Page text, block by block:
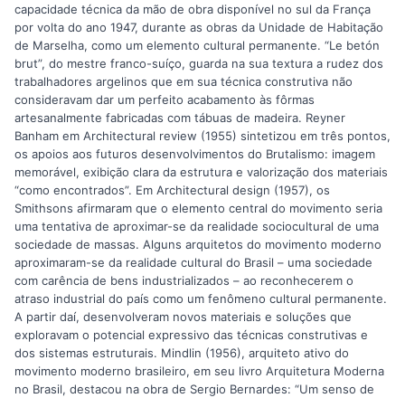
capacidade técnica da mão de obra disponível no sul da França
por volta do ano 1947, durante as obras da Unidade de Habitação
de Marselha, como um elemento cultural permanente. “Le betón
brut”, do mestre franco-suíço, guarda na sua textura a rudez dos
trabalhadores argelinos que em sua técnica construtiva não
consideravam dar um perfeito acabamento às fôrmas
artesanalmente fabricadas com tábuas de madeira. Reyner
Banham em Architectural review (1955) sintetizou em três pontos,
os apoios aos futuros desenvolvimentos do Brutalismo: imagem
memorável, exibição clara da estrutura e valorização dos materiais
“como encontrados”. Em Architectural design (1957), os
Smithsons afirmaram que o elemento central do movimento seria
uma tentativa de aproximar-se da realidade sociocultural de uma
sociedade de massas. Alguns arquitetos do movimento moderno
aproximaram-se da realidade cultural do Brasil – uma sociedade
com carência de bens industrializados – ao reconhecerem o
atraso industrial do país como um fenômeno cultural permanente.
A partir daí, desenvolveram novos materiais e soluções que
exploravam o potencial expressivo das técnicas construtivas e
dos sistemas estruturais. Mindlin (1956), arquiteto ativo do
movimento moderno brasileiro, em seu livro Arquitetura Moderna
no Brasil, destacou na obra de Sergio Bernardes: “Um senso de